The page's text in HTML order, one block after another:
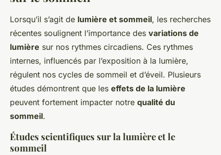
Lorsqu’il s’agit de lumière et sommeil, les recherches
récentes soulignent l’importance des variations de
lumière sur nos rythmes circadiens. Ces rythmes
internes, influencés par l’exposition à la lumière,
régulent nos cycles de sommeil et d’éveil. Plusieurs
études démontrent que les effets de la lumière
peuvent fortement impacter notre qualité du
sommeil.
Études scientifiques sur la lumière et le
sommeil